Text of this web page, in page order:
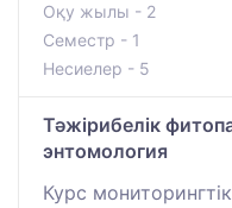
Оқу жылы - 2
Семестр - 1
Несиелер - 5
Тәжірибелік
энтомология
Курс